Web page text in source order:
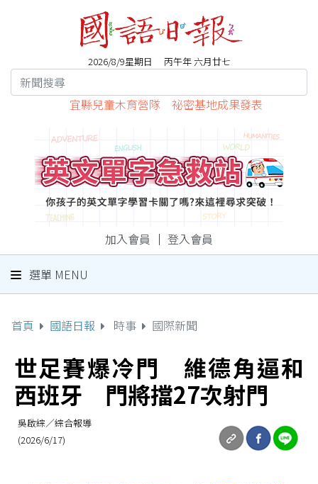
2026/8/9星期日 丙午年 六月廿七
宜縣兒童木育營隊 祕密基地成果發表
加入會員 ｜ 登入會員
選單 MENU
首頁 國語日報 時事 國際新聞
世足賽爆冷門 維德角逼和
西班牙 門將擋27次射門
吳啟綜／綜合報導
(2026/6/17)